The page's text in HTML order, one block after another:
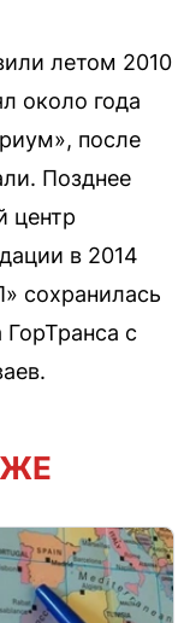
летом 2010
около года
после
Позднее
центр
в 2014
сохранилась
с